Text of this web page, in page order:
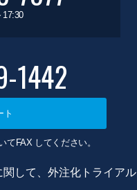
17:30
1442
ト
てFAX してください。
して、外注化トライアル